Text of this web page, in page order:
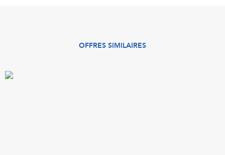
OFFRES SIMILAIRES